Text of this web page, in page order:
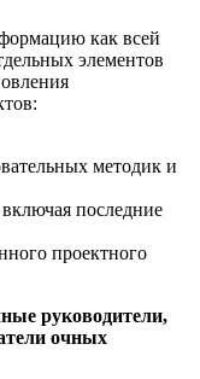
как всей
элементов
методик и
последние
проектного
руководители,
очных